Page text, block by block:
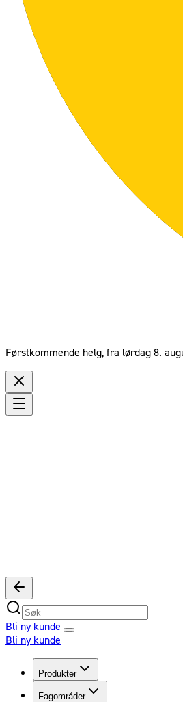
Førstkommende helg, fra lørdag 8.
Bli ny kunde
Bli ny kunde
Produkter
Fagområder